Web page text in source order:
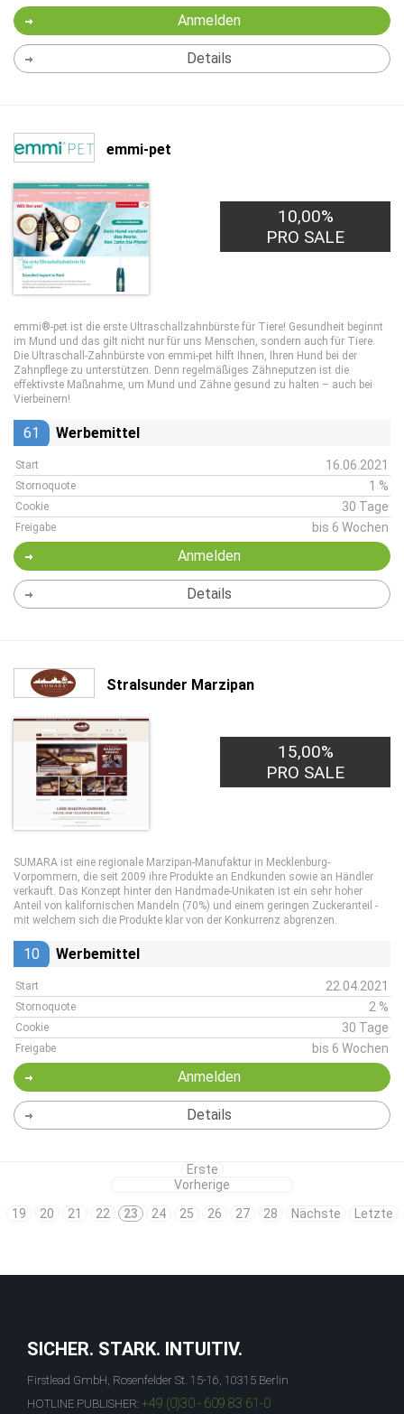
Anmelden
Details
emmi-pet
10,00%
PRO SALE
emmi®-pet ist die erste Ultraschallzahnbürste für Tiere! Gesundheit beginnt
im Mund und das gilt nicht nur für uns Menschen, sondern auch für Tiere.
Die Ultraschall-Zahnbürste von emmi-pet hilft Ihnen, Ihren Hund bei der
Zahnpflege zu unterstützen. Denn regelmäßiges Zähneputzen ist die
effektivste Maßnahme, um Mund und Zähne gesund zu halten – auch bei
Vierbeinern!
61 Werbemittel
Start 16.06.2021
Stornoquote 1 %
Cookie 30 Tage
Freigabe bis 6 Wochen
Anmelden
Details
Stralsunder Marzipan
15,00%
PRO SALE
SUMARA ist eine regionale Marzipan-Manufaktur in Mecklenburg-
Vorpommern, die seit 2009 ihre Produkte an Endkunden sowie an Händler
verkauft. Das Konzept hinter den Handmade-Unikaten ist ein sehr hoher
Anteil von kalifornischen Mandeln (70%) und einem geringen Zuckeranteil -
mit welchem sich die Produkte klar von der Konkurrenz abgrenzen.
10 Werbemittel
Start 22.04.2021
Stornoquote 2 %
Cookie 30 Tage
Freigabe bis 6 Wochen
Anmelden
Details
Erste
Vorherige
19
20 21 22 23 24 25 26 27 28 Nächste Letzte
SICHER. STARK. INTUITIV.
Firstlead GmbH, Rosenfelder St. 15-16, 10315 Berlin
HOTLINE PUBLISHER: +49 (0)30 - 609 83 61-0